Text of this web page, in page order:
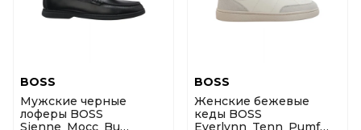
BOSS
Мужские черные
лоферы BOSS
Sienne_Mocc_Bu
BOSS
Женские бежевые
кеды BOSS
Everlynn_Tenn_Pumf